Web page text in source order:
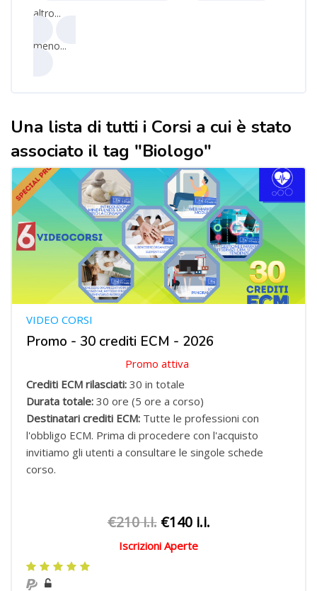
altro...
meno...
Una lista di tutti i Corsi a cui è stato
associato il tag "Biologo"
Promo - 30 crediti ECM - 2026
VIDEO CORSI
Promo attiva
Crediti ECM rilasciati: 30 in totale
Durata totale: 30 ore (5 ore a corso)
Destinatari crediti ECM: Tutte le professioni con
l'obbligo ECM. Prima di procedere con l'acquisto
invitiamo gli utenti a consultare le singole schede
corso.
€210 i.i. €140 i.i.
Iscrizioni Aperte